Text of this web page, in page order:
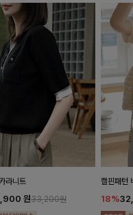
라니트
원33,200원
캘핀패턴
18%